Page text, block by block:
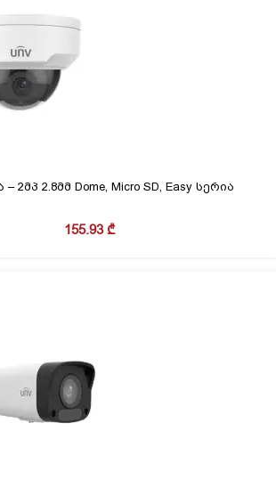
– 2მპ 2.8მმ Dome, Micro SD, Easy სერია
155.93₾